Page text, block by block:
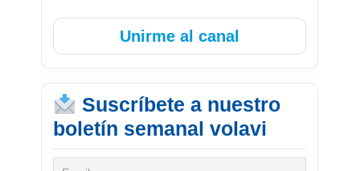
Unirme al canal
Suscríbete a nuestro
boletín semanal volavi